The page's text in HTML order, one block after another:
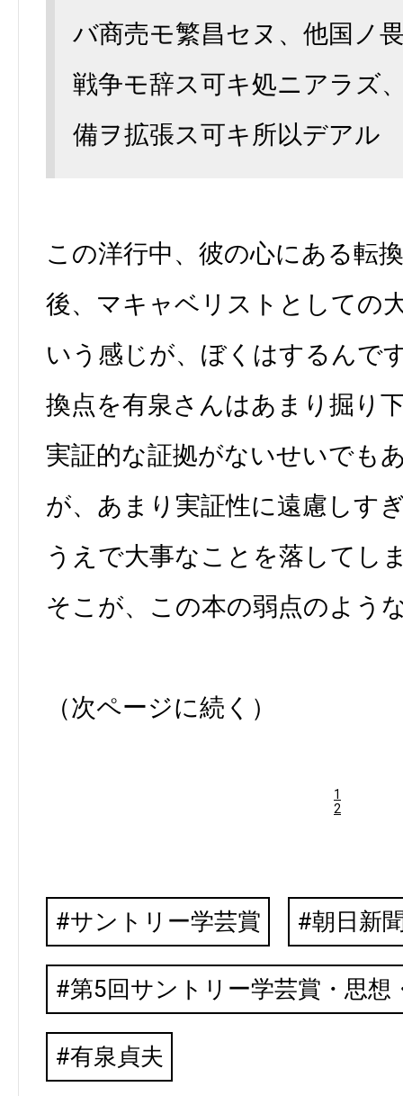
バ商売モ繁昌セヌ、他国ノ
戦争モ辞ス可キ処ニアラズ
備ヲ拡張ス可キ所以デアル
この洋行中、彼の心にある転
後、マキャベリストとしての
いう感じが、ぼくはするんで
換点を有泉さんはあまり掘り
実証的な証拠がないせいでも
が、あまり実証性に遠慮しす
うえで大事なことを落してし
そこが、この本の弱点のよう
（次ページに続く）
1
2
サントリー学芸賞 朝日新
第5回サントリー学芸賞・思想
有泉貞夫